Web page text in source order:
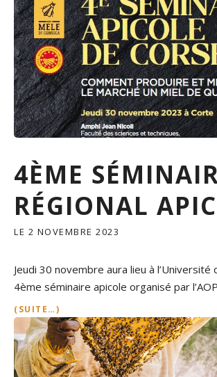
4ÈME
RÉGIONAL
LE 2 NOVEMBRE 2023
Jeudi 30 novembre aura lieu à l’Université
4ème séminaire apicole organisé par
(SUITE…)